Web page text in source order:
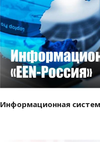
Смотреть
Информационная